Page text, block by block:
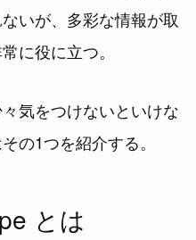
いが、多彩な情報が取
に役に立つ。
気をつけないといけな
の1つを紹介する。
とは